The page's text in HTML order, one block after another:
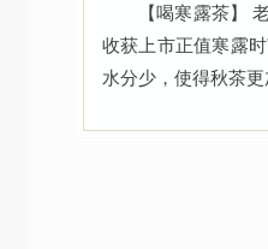
【喝寒露茶】
收获上市正值寒露
水分少，使得秋茶更